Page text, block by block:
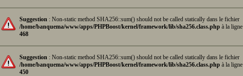
Suggestion : Non-static method SHA256::sum() should not be called statically dans le fichier
/home/banquema/www/apps/PHPBoost/kernel/framework/lib/sha256.class.php à la ligne
468
Suggestion : Non-static method SHA256::sum() should not be called statically dans le fichier
/home/banquema/www/apps/PHPBoost/kernel/framework/lib/sha256.class.php à la ligne
450